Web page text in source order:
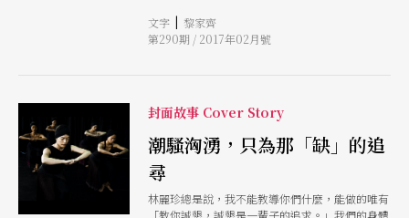
麗秘境，舞者的動與靜，與大地山水融為一體。全
長一百五十分鐘的紀錄片，鏡頭節奏一如無垢舞作
了。」林麗珍在《行者》首映後的座談會上如是
說。 林麗珍的創作心法，一言以蔽之，就是師法
自然。以廿年淬煉出的「天、地、人」三部曲而
言：《醮》以民俗祭典為引，喚起對土地的深厚感
情，恢宏如史；《花神祭》頌讚生命，天地大化、
型宇宙，宛如自然史詩；《觀》是一則寓言，藉蒼
文字 | 黎家齊
第290期 / 2017年02月號
封面故事 Cover Story
潮騷洶湧，只為那「缺」的追
尋
林麗珍總是說，我不能教導你們什麼，能做的唯有
「教你誠懇，誠懇是一輩子的追求。」我們的身體